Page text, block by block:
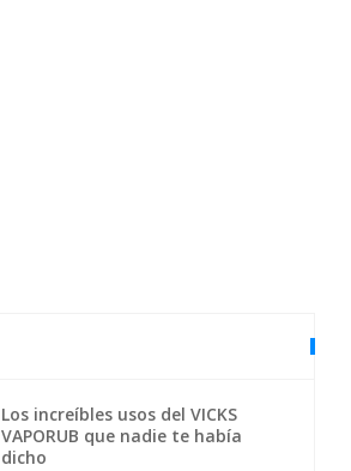
Los increíbles usos del VICKS
VAPORUB que nadie te había
dicho